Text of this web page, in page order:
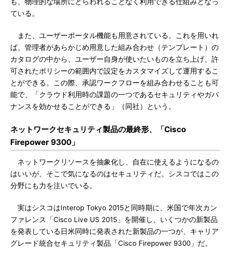
ている。
また、ユーザーポータル機能も用意されている。これを用いれ
ば、管理者があらかじめ用意した組み合わせ（テンプレート）の
カタログの中から、ユーザー自身が使いたいものを立ち上げ、許
可されたポリシーの範囲内で設定をカスタマイズして運用するこ
とができる。この際、承認ワークフローを組み合わせることも可
能で、「クラウド利用時の課題の一つであるセキュリティやガバ
ナンスを効かせることができる」（同社）という。
ネットワークセキュリティ製品の最終形、「Cisco
Firepower 9300」
ネットワークリソースを抽象化し、自在に使えるようになるの
はいいが、そこで気になるのはセキュリティだ。シスコではこの
分野にも力を注いでいる。
実はシスコはInterop Tokyo 2015と同時期に、米国で年次カン
ファレンス「Cisco Live US 2015」を開催し、いくつかの新製品
を発表している日米同時に発表された新製品の一つが、キャリア
グレード統合セキュリティ製品「Cisco Firepower 9300」だ。